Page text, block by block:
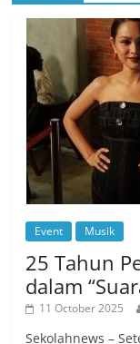
Event Musik
25 Tahun
dalam
11 October 2025
Sekolahnews –